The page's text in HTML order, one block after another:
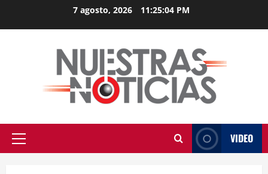
7 agosto, 2026 11:25:04 PM
Primary
VIDEO